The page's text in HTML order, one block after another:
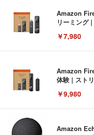
Amazon
リーミング
￥7,980
Amazon
体験 | スト
￥9,980
Amazon